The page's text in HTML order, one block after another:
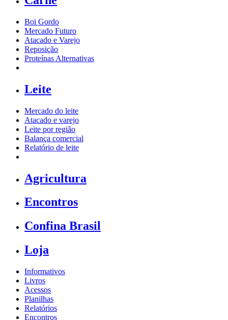
Boi Gordo
Mercado Futuro
Atacado e Varejo
Reposição
Proteínas Alternativas
Leite
Mercado do leite
Atacado e varejo
Leite por região
Balança comercial
Relatório de leite
Agricultura
Encontros
Confina Brasil
Loja
Informativos
Livros
Acessos
Planilhas
Relatórios
Encontros